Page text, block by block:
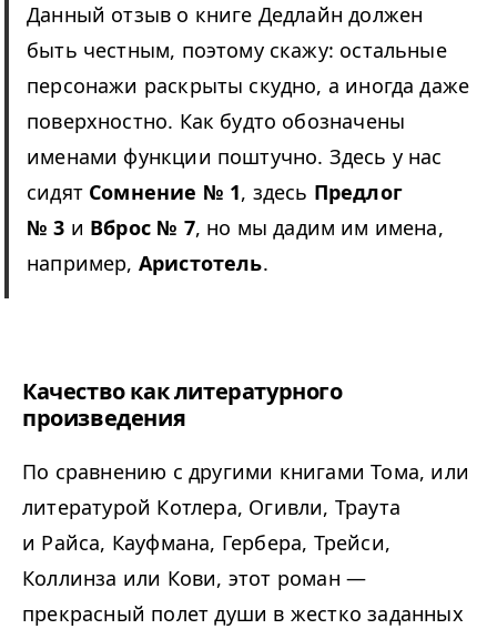
Данный отзыв о книге Дедлайн должен
быть честным, поэтому скажу: остальные
персонажи раскрыты скудно, а иногда даже
поверхностно. Как будто обозначены
именами функции поштучно. Здесь у нас
сидят Сомнение № 1, здесь Предлог
№ 3 и Вброс № 7, но мы дадим им имена,
например, Аристотель.
Качество как литературного
произведения
По сравнению с другими книгами Тома, или
литературой Котлера, Огивли, Траута
и Райса, Кауфмана, Гербера, Трейси,
Коллинза или Кови, этот роман —
прекрасный полет души в жестко заданных